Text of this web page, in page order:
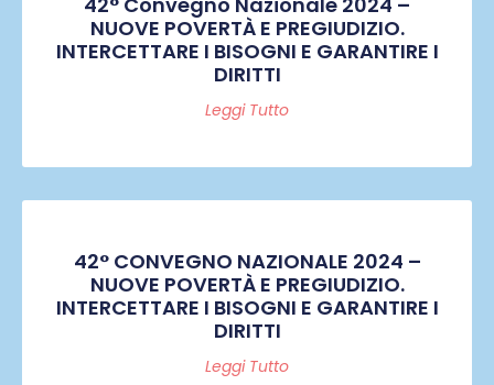
NUOVE POVERTÀ E PREGIUDIZIO.
INTERCETTARE I BISOGNI E GARANTIRE I
DIRITTI
Leggi Tutto
42° CONVEGNO NAZIONALE 2024 –
NUOVE POVERTÀ E PREGIUDIZIO.
INTERCETTARE I BISOGNI E GARANTIRE I
DIRITTI
Leggi Tutto